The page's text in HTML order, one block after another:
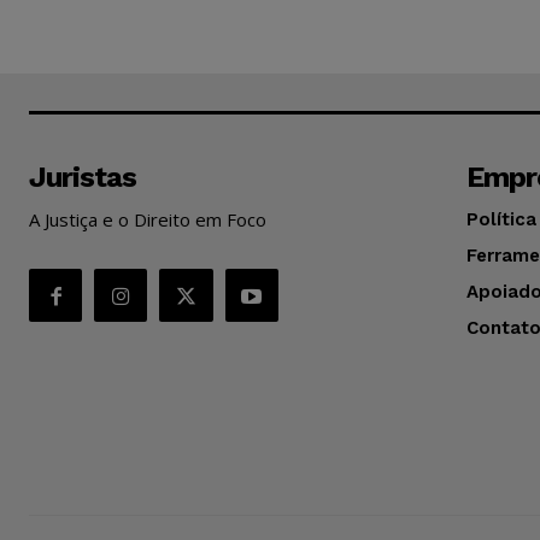
Juristas
A Justiça e o Direito em Foco
Política
Contato